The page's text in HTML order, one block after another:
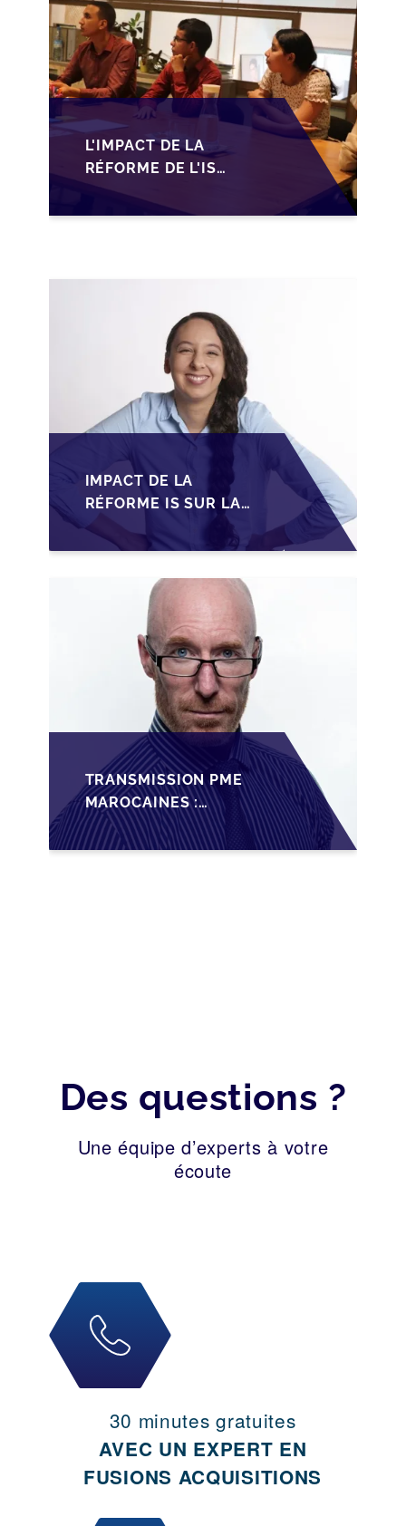
L'IMPACT DE LA
RÉFORME DE L'IS
MAROCAIN SUR LA
TRANSMISSION DES
IMPACT DE LA
RÉFORME IS SUR LA
TRANSMISSION DES
PME FAMILIALES AU
TRANSMISSION PME
MAROCAINES :
SÉCURISER LA
CESSION AVEC LES
Des questions ?
Une équipe d’experts à votre
écoute
30 minutes gratuites
AVEC UN EXPERT EN
FUSIONS ACQUISITIONS